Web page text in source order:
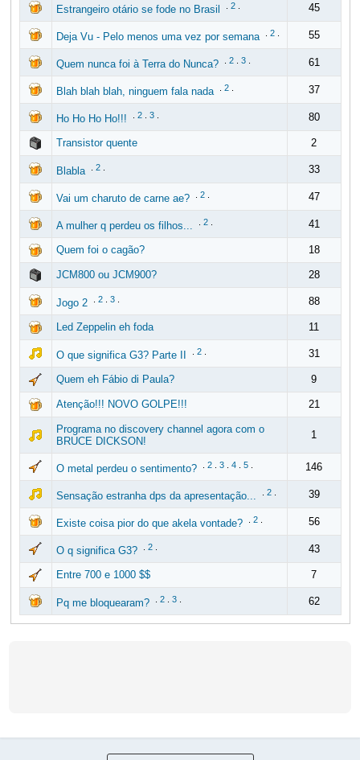
Estrangeiro otário se fode no Brasil 2. 45
Deja Vu - Pelo menos uma vez por semana 2. 55
Quem nunca foi à Terra do Nunca? 2. 3. 61
Blah blah blah, ninguem fala nada 2. 37
Ho Ho Ho Ho!!! 2. 3. 80
Transistor quente 2
Blabla 2. 33
Vai um charuto de carne ae? 2. 47
A mulher q perdeu os filhos... 2. 41
Quem foi o cagão? 18
JCM800 ou JCM900? 28
Jogo 2 2. 3. 88
Led Zeppelin eh foda 11
O que significa G3? Parte II 2. 31
Quem eh Fábio di Paula? 9
Atenção!!! NOVO GOLPE!!! 21
Programa no discovery channel agora com o
BRUCE DICKSON!
1
O metal perdeu o sentimento? 2. 3. 4. 5. 146
Sensação estranha dps da apresentação... 2. 39
Existe coisa pior do que akela vontade? 2. 56
O q significa G3? 2. 43
Entre 700 e 1000 $$ 7
Pq me bloquearam? 2. 3. 62